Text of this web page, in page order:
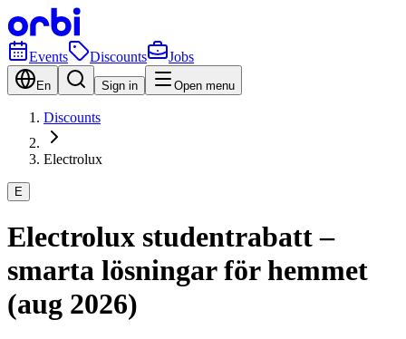
Events Discounts Jobs
En Sign in Open menu
Discounts
Electrolux
E
Electrolux studentrabatt –
smarta lösningar för hemmet
(aug 2026)